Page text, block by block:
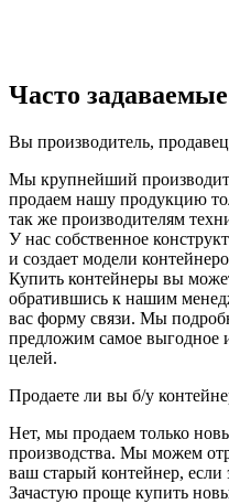
Часто
Вы производитель,
Мы крупнейший
продаем нашу продукцию
так же производителям
У нас собственное
и создает модели
Купить контейнеры вы
обратившись к нашим
вас форму связи. Мы
предложим самое выгодное
целей.
Продаете ли вы б/у
Нет, мы продаем только
производства. Мы можем
ваш старый контейнер, если
Зачастую проще купить